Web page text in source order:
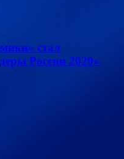
стал
России 2020»